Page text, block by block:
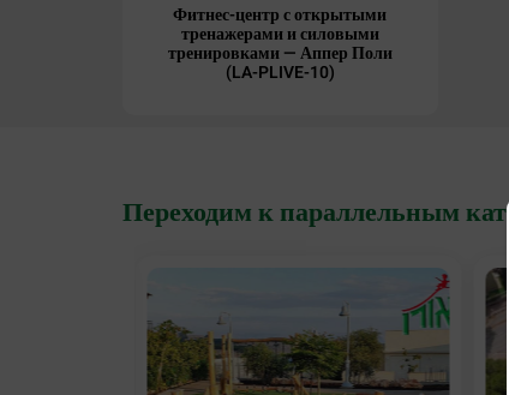
Фитнес-центр с открытыми
тренажерами и силовыми
тренировками — Аппер Поли
(LA-PLIVE-10)
Переходим к параллельным